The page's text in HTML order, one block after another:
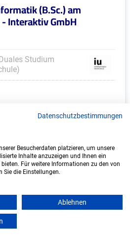
(B.Sc.) am
Interaktiv GmbH
Studium
Datenschutzbestimmungen
Besucherdaten platzieren, um unsere
Inhalte anzuzeigen und Ihnen ein
Für weitere Informationen zu den von
Sie die Einstellungen.
Ablehnen